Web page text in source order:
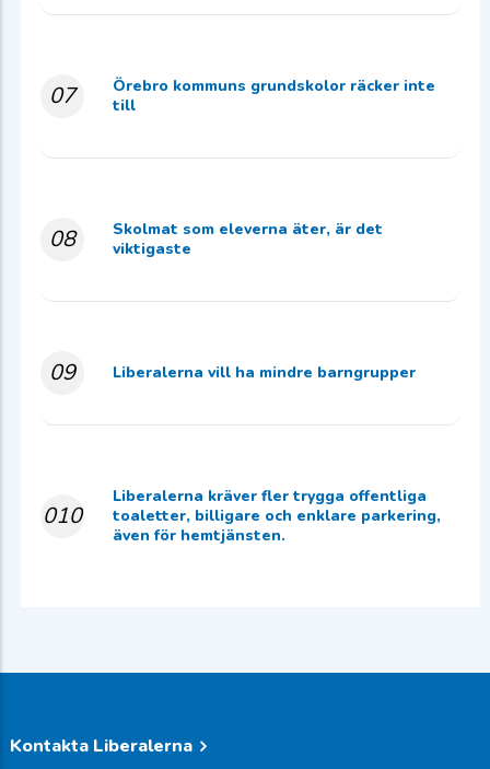
07
Örebro kommuns grundskolor räcker inte
till
08
Skolmat som eleverna äter, är det
viktigaste
09 Liberalerna vill ha mindre barngrupper
010
Liberalerna kräver fler trygga offentliga
toaletter, billigare och enklare parkering,
även för hemtjänsten.
Kontakta Liberalerna